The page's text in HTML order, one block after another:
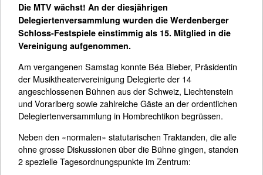
Die MTV wächst! An der diesjährigen
Delegiertenversammlung wurden die Werdenberger
Schloss-Festspiele einstimmig als 15. Mitglied in die
Vereinigung aufgenommen.
Am vergangenen Samstag konnte Béa Bieber, Präsidentin
der Musiktheatervereinigung Delegierte der 14
angeschlossenen Bühnen aus der Schweiz, Liechtenstein
und Vorarlberg sowie zahlreiche Gäste an der ordentlichen
Delegiertenversammlung in Hombrechtikon begrüssen.
Neben den «normalen» statutarischen Traktanden, die alle
ohne grosse Diskussionen über die Bühne gingen, standen
2 spezielle Tagesordnungspunkte im Zentrum: